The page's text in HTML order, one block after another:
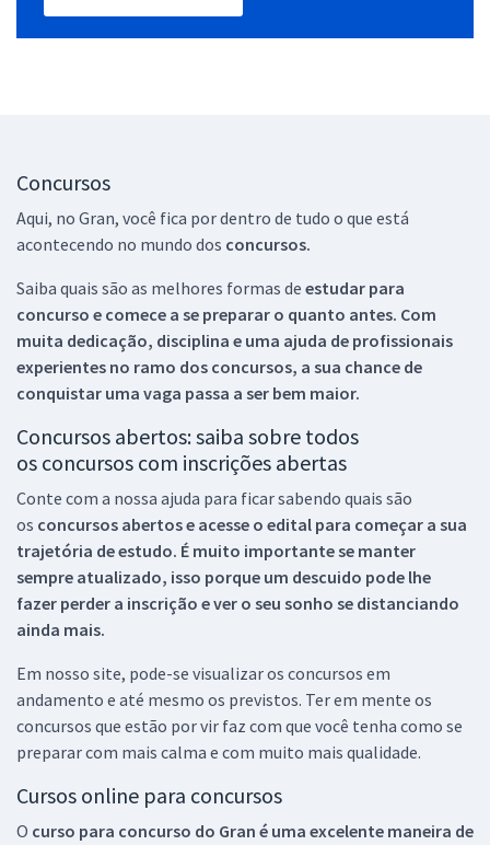
Concursos
Aqui, no Gran, você fica por dentro de tudo o que está
acontecendo no mundo dos concursos.
Saiba quais são as melhores formas de estudar para
concurso e comece a se preparar o quanto antes. Com
muita dedicação, disciplina e uma ajuda de profissionais
experientes no ramo dos concursos, a sua chance de
conquistar uma vaga passa a ser bem maior.
Concursos abertos: saiba sobre todos
os concursos com inscrições abertas
Conte com a nossa ajuda para ficar sabendo quais são
os concursos abertos e acesse o edital para começar a sua
trajetória de estudo. É muito importante se manter
sempre atualizado, isso porque um descuido pode lhe
fazer perder a inscrição e ver o seu sonho se distanciando
ainda mais.
Em nosso site, pode-se visualizar os concursos em
andamento e até mesmo os previstos. Ter em mente os
concursos que estão por vir faz com que você tenha como se
preparar com mais calma e com muito mais qualidade.
Cursos online para concursos
O curso para concurso do Gran é uma excelente maneira de